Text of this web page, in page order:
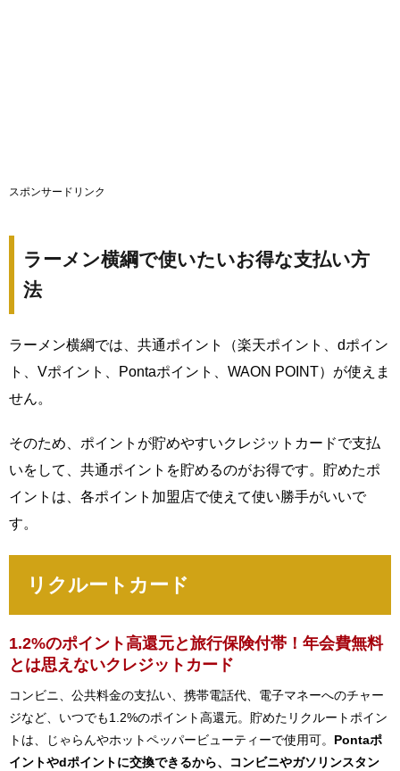
スポンサードリンク
ラーメン横綱で使いたいお得な支払い方
法
ラーメン横綱では、共通ポイント（楽天ポイント、dポイン
ト、Vポイント、Pontaポイント、WAON POINT）が使えま
せん。
そのため、ポイントが貯めやすいクレジットカードで支払
いをして、共通ポイントを貯めるのがお得です。貯めたポ
イントは、各ポイント加盟店で使えて使い勝手がいいで
す。
リクルートカード
1.2%のポイント高還元と旅行保険付帯！年会費無料
とは思えないクレジットカード
コンビニ、公共料金の支払い、携帯電話代、電子マネーへのチャー
ジなど、いつでも1.2%のポイント高還元。貯めたリクルートポイン
トは、じゃらんやホットペッパービューティーで使用可。 Pontaポ
イントやdポイントに交換できるから、コンビニやガソリンスタン